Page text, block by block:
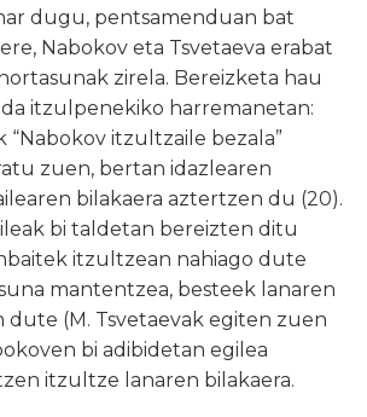
dugu, pentsamenduan bat
Nabokov eta Tsvetaeva erabat
zirela. Bereizketa hau
itzulpenekiko harremanetan:
“Nabokov itzultzaile bezala”
zuen, bertan idazlearen
bilakaera aztertzen du (20).
bi taldetan bereizten ditu
itzultzean nahiago dute
mantentzea, besteek lanaren
dute (M. Tsvetaevak egiten zuen
bi adibidetan egilea
itzultze lanaren bilakaera.